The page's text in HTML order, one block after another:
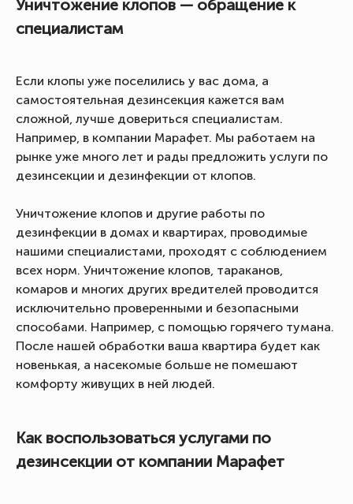
Уничтожение клопов — обращение к
специалистам
Если клопы уже поселились у вас дома, а
самостоятельная дезинсекция кажется вам
сложной, лучше довериться специалистам.
Например, в компании Марафет. Мы работаем на
рынке уже много лет и рады предложить услуги по
дезинсекции и дезинфекции от клопов.
Уничтожение клопов и другие работы по
дезинфекции в домах и квартирах, проводимые
нашими специалистами, проходят с соблюдением
всех норм. Уничтожение клопов, тараканов,
комаров и многих других вредителей проводится
исключительно проверенными и безопасными
способами. Например, с помощью горячего тумана.
После нашей обработки ваша квартира будет как
новенькая, а насекомые больше не помешают
комфорту живущих в ней людей.
Как воспользоваться услугами по
дезинсекции от компании Марафет